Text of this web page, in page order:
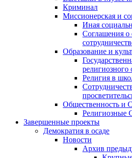
Криминал
Миссионерская и
Иная
Соглашения о
Образование и
религиозного
Религия в
Общественность и
Завершенные проекты
Демократия в осаде
Новости
Архив